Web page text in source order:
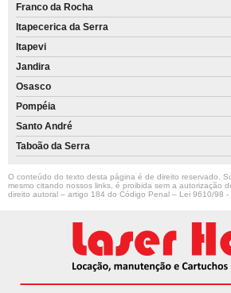
Franco da Rocha
Itapecerica da Serra
Itapevi
Jandira
Osasco
Pompéia
Santo André
Taboão da Serra
O conteúdo do texto desta página é de direito reservado.
mesmo citando nossos links, é proibida sem a autorização
direito autoral – artigo 184 do Código Penal – Lei 9610/98 -